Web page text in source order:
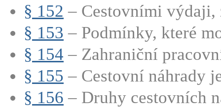
§ 152 – Cestovními výdaji,
§ 153 – Podmínky, které
§ 154 – Zahraniční
§ 155 – Cestovní náhrady
§ 156 – Druhy cestovních